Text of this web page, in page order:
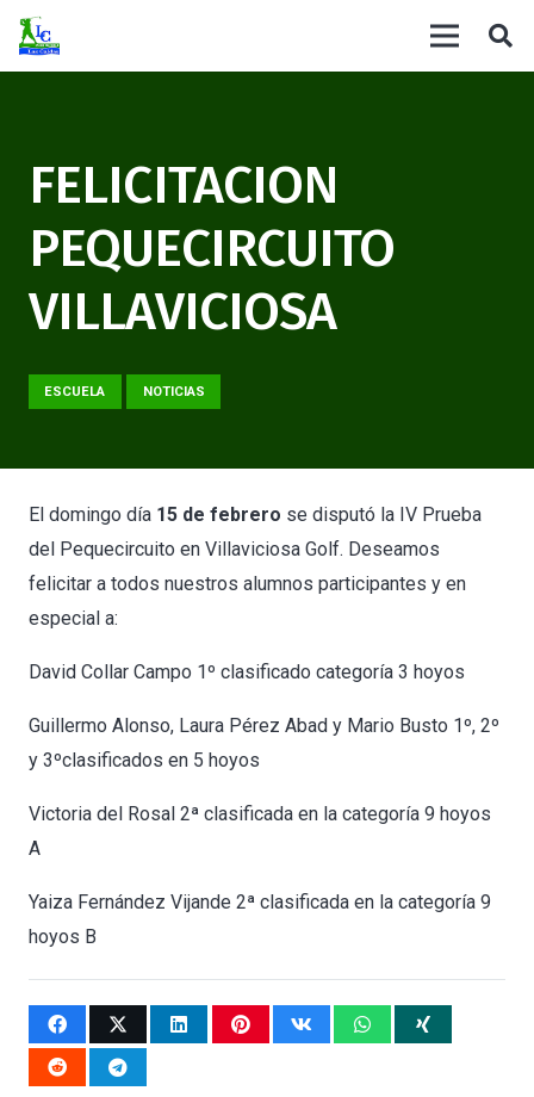
FELICITACION
PEQUECIRCUITO
VILLAVICIOSA
ESCUELA NOTICIAS
El domingo día 15 de febrero se disputó la IV Prueba
del Pequecircuito en Villaviciosa Golf. Deseamos
felicitar a todos nuestros alumnos participantes y en
especial a:
David Collar Campo 1º clasificado categoría 3 hoyos
Guillermo Alonso, Laura Pérez Abad y Mario Busto 1º, 2º
y 3ºclasificados en 5 hoyos
Victoria del Rosal 2ª clasificada en la categoría 9 hoyos
A
Yaiza Fernández Vijande 2ª clasificada en la categoría 9
hoyos B